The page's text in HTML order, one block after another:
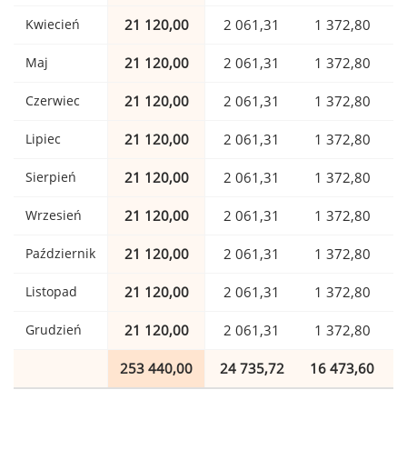
Kwiecień 21 120,00 2 061,31 1 372,80
Maj 21 120,00 2 061,31 1 372,80
Czerwiec 21 120,00 2 061,31 1 372,80
Lipiec 21 120,00 2 061,31 1 372,80
Sierpień 21 120,00 2 061,31 1 372,80
Wrzesień 21 120,00 2 061,31 1 372,80
Październik 21 120,00 2 061,31 1 372,80
Listopad 21 120,00 2 061,31 1 372,80
Grudzień 21 120,00 2 061,31 1 372,80
253 440,00 24 735,72 16 473,60